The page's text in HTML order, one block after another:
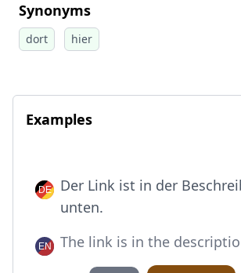
Synonyms
dort hier
Examples
Der Link ist in der
unten.
The link is in the